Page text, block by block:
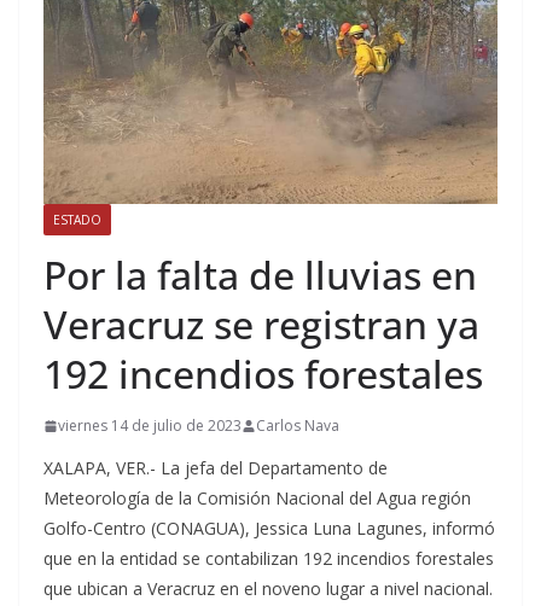
ESTADO
Por la falta de lluvias en
Veracruz se registran ya
192 incendios forestales
viernes 14 de julio de 2023 Carlos Nava
XALAPA, VER.- La jefa del Departamento de
Meteorología de la Comisión Nacional del Agua región
Golfo-Centro (CONAGUA), Jessica Luna Lagunes, informó
que en la entidad se contabilizan 192 incendios forestales
que ubican a Veracruz en el noveno lugar a nivel nacional.